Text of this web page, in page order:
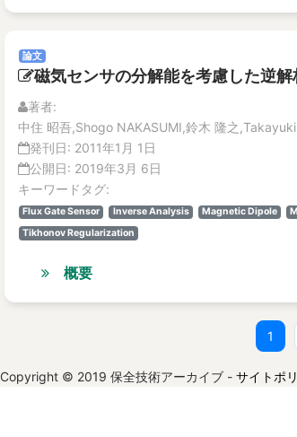
論文
磁気センサの分解能を考慮した逆
著者:
中住 昭吾,Shogo NAKASUMI,鈴木 隆之
発刊日: 2011年1月 1日
公開日: 2019年3月 6日
キーワードタグ:
Flux Gate Sensor Inverse Analysis Magnetic Dipole
Tikhonov Regularization
概要
1
Copyright © 2019 保全技術アーカイブ - サイトポ